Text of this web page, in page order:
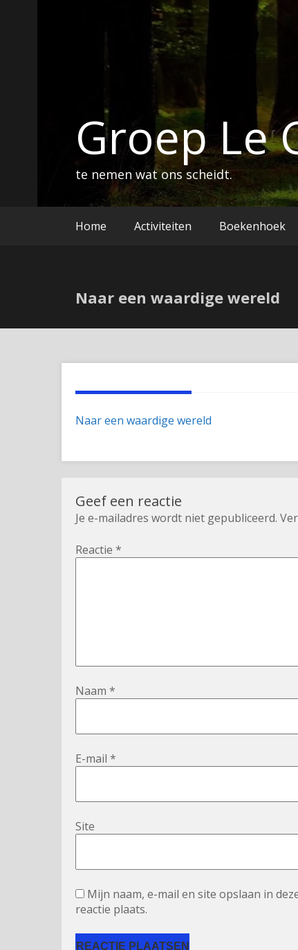
Groep Le
te nemen wat ons scheidt.
Home Activiteiten Boekenhoek
Naar een waardige wereld
Naar een waardige wereld
Geef een reactie
Je e-mailadres wordt niet gepubliceerd.
Reactie *
Naam *
E-mail *
Site
Mijn naam, e-mail en site opslaan in
reactie plaats.